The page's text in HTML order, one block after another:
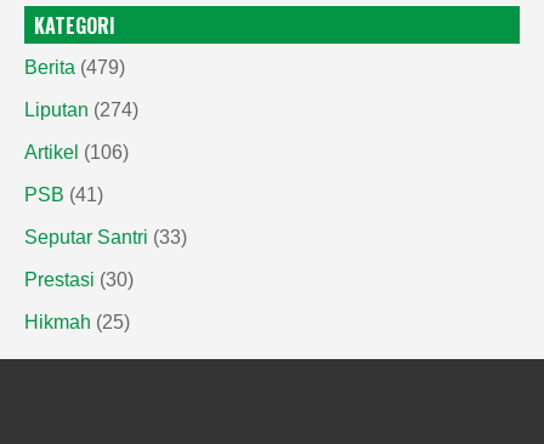
KATEGORI
Berita (479)
Liputan (274)
Artikel (106)
PSB (41)
Seputar Santri (33)
Prestasi (30)
Hikmah (25)